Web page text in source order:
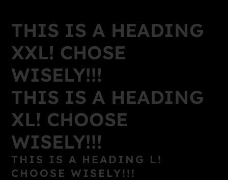
THIS IS A HEADING
XXL! CHOSE
WISELY!!!
THIS IS A HEADING
XL! CHOOSE
WISELY!!!
THIS IS A HEADING L!
CHOOSE WISELY!!!